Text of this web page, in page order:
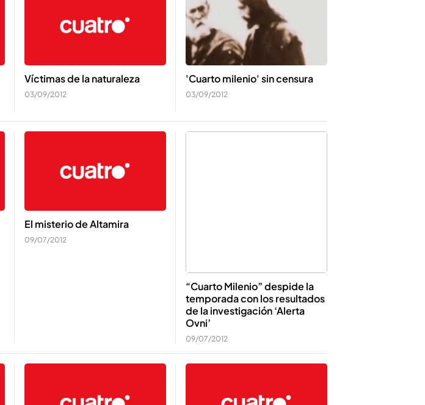
Víctimas de la naturaleza
03/09/2012
'Cuarto milenio' sin censura
03/09/2012
El misterio de Altamira
09/07/2012
“Cuarto Milenio” despide la
temporada con los resultados
de la investigación ‘Alerta
Ovni’
09/07/2012